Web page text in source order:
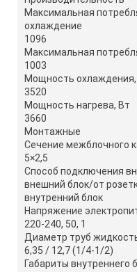
Максимальная
охлаждение
1096
Максимальная
1003
Мощность
3520
Мощность нагрева, Вт
3660
Монтажные
Сечение межблочного
5×2,5
Способ подключения
внешний блок/от
внутренний блок
Напряжение
220-240, 50, 1
Диаметр труб
6,35 / 12,7 (1/4-1/2)
Габариты внутреннего